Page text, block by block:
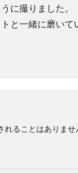
に撮りました。
と一緒に磨いて
ることはありませ